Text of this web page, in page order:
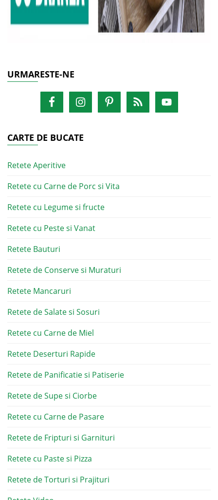
URMARESTE-NE
CARTE DE BUCATE
Retete Aperitive
Retete cu Carne de Porc si Vita
Retete cu Legume si fructe
Retete cu Peste si Vanat
Retete Bauturi
Retete de Conserve si Muraturi
Retete Mancaruri
Retete de Salate si Sosuri
Retete cu Carne de Miel
Retete Deserturi Rapide
Retete de Panificatie si Patiserie
Retete de Supe si Ciorbe
Retete cu Carne de Pasare
Retete de Fripturi si Garnituri
Retete cu Paste si Pizza
Retete de Torturi si Prajituri